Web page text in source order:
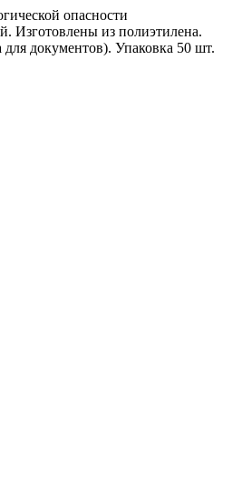
опасности
Изготовлены из полиэтилена.
для документов). Упаковка 50 шт.